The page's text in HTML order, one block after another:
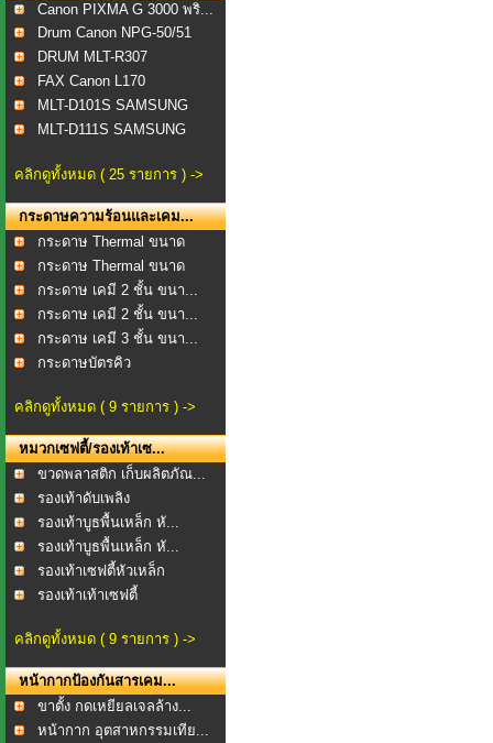
Canon PIXMA G 3000 พริ...
Drum Canon NPG-50/51
DRUM MLT-R307
FAX Canon L170
MLT-D101S SAMSUNG
MLT-D111S SAMSUNG
คลิกดูทั้งหมด ( 25 รายการ ) ->
กระดาษความร้อนและเคม...
กระดาษ Thermal ขนาด
57...
กระดาษ Thermal ขนาด
80...
กระดาษ เคมี 2 ชั้น ขนา...
กระดาษ เคมี 2 ชั้น ขนา...
กระดาษ เคมี 3 ชั้น ขนา...
กระดาษบัตรคิว
คลิกดูทั้งหมด ( 9 รายการ ) ->
หมวกเซฟตี้/รองเท้าเซ...
ขวดพลาสติก เก็บผลิตภัณ...
รองเท้าดับเพลิง
รองเท้าบูธพื้นเหล็ก หั...
รองเท้าบูธพื้นเหล็ก หั...
รองเท้าเซฟตี้หัวเหล็ก
รองเท้าเท้าเซฟตี้
คลิกดูทั้งหมด ( 9 รายการ ) ->
หน้ากากป้องกันสารเคม...
ขาตั้ง กดเหยียลเจลล้าง...
หน้ากาก อุตสาหกรรมเทีย...